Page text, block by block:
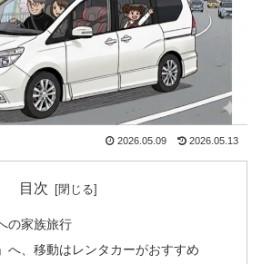
2026.05.09 2026.05.13
目次
の家族旅行
へ、移動はレンタカーがおすすめ